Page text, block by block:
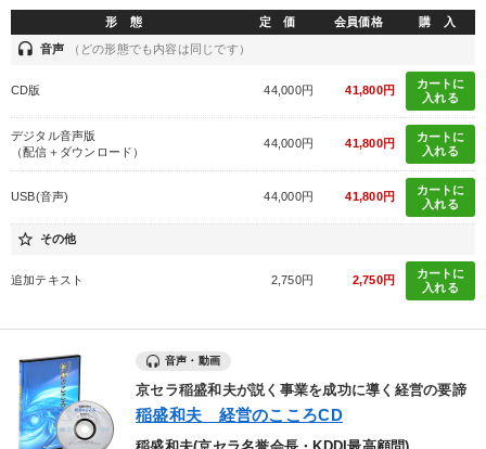
理念・パーパス 後継者
※「更新」を押すと「テーマ」「キーワード」を更新いただけます。
ondemand_video 経営音声・動画を探す refresh 更新する
全国経営者セミナー収録物以外の経営教材（全762タイトル）からお探
全国経営者セミナー収録〈売れ筋・人気ランキング〉＆新刊・好
井上和弘の財務力UP 経済・景気・相場予測
最新技術・トレンド
形 態 定 価 会員価格 購 入
headset 音声 （どの形態でも内容は同じです）
CD版 44,000円 41,800円
カートに
入れる
デジタル音声版
（配信＋ダウンロード）
44,000円 41,800円
カートに
入れる
USB(音声) 44,000円 41,800円
カートに
入れる
star_border その他
追加テキスト 2,750円 2,750円
カートに
入れる
音声・動画
京セラ稲盛和夫が説く事業を成功に導く経営の要諦
稲盛和夫 経営のこころCD